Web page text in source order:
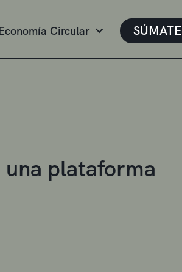
Circular SÚMATE
una plataforma